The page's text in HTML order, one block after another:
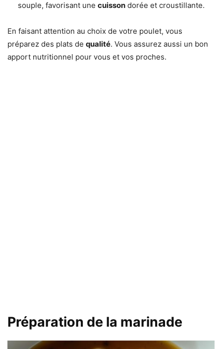
souple, favorisant une cuisson dorée et croustillante.
En faisant attention au choix de votre poulet, vous
préparez des plats de qualité. Vous assurez aussi un bon
apport nutritionnel pour vous et vos proches.
Préparation de la marinade